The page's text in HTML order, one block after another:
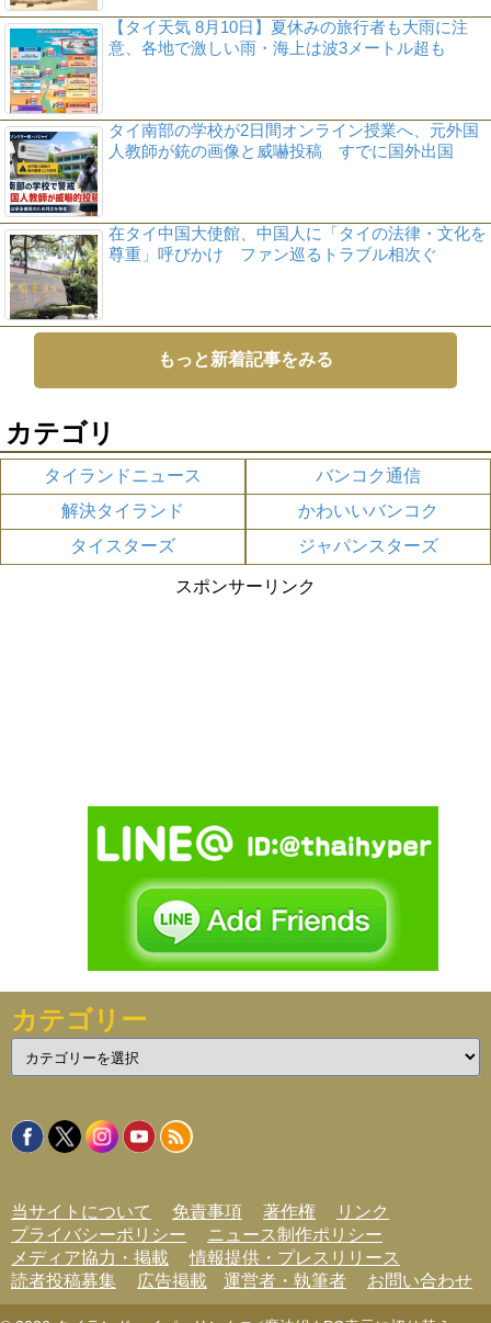
【タイ天気 8月10日】夏休みの旅行者も大雨に注
意、各地で激しい雨・海上は波3メートル超も
タイ南部の学校が2日間オンライン授業へ、元外国
人教師が銃の画像と威嚇投稿 すでに国外出国
在タイ中国大使館、中国人に「タイの法律・文化を
尊重」呼びかけ ファン巡るトラブル相次ぐ
もっと新着記事をみる
カテゴリ
タイランドニュース
バンコク通信
解決タイランド
かわいいバンコク
タイスターズ
ジャパンスターズ
スポンサーリンク
カテゴリー
テ
リ
ー
当サイトについて 免責事項 著作権
リンク
プライバシーポリシー
ニュース制作ポリシー
メディア協力・掲載
情報提供・プレスリリース
読者投稿募集
広告掲載 運営者・執筆者 お問い合わせ